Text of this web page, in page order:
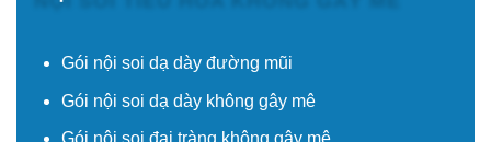
Gói nội soi dạ dày đường mũi
Gói nội soi dạ dày không gây mê